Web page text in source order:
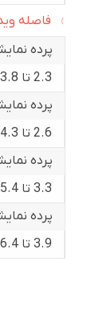
فاصله
پرده نمایش با
2.3 تا 3.8 متر
پرده نمایش با
2.6 تا 4.3 متر
پرده نمایش با
3.3 تا 5.4 متر
پرده نمایش با
3.9 تا 6.4 متر